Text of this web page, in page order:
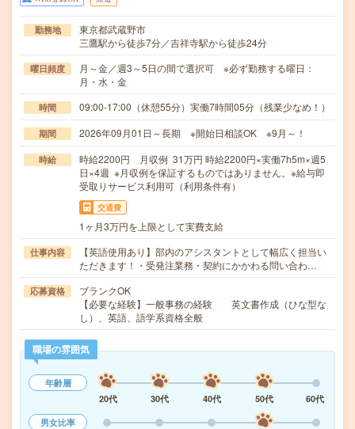
勤務地
東京都武蔵野市
三鷹駅から徒歩7分／吉祥寺駅から徒歩24分
曜日頻度
月～金／週3～5日の間で選択可 ※必ず勤務する曜日：
月・水・金
時間 09:00-17:00（休憩55分）実働7時間05分（残業少なめ！）
期間 2026年09月01日～長期 ※開始日相談OK ※9月～！
時給
時給2200円 月収例 31万円 時給2200円×実働7h5m×週5
日×4週 ※月収例を保証するものではありません。※給与即
受取りサービス利用可（利用条件有）
交通費
1ヶ月3万円を上限として実費支給
仕事内容
【英語使用あり】部内のアシスタントとして幅広く担当い
ただきます！・受発注業務・契約にかかわる問い合わ…
応募資格
ブランクOK
【必要な経験】一般事務の経験 英文書作成（ひな型な
し）、英語、語学系資格全般
職場の雰囲気
年齢層
20代
30代 40代 50代
60代
男女比率